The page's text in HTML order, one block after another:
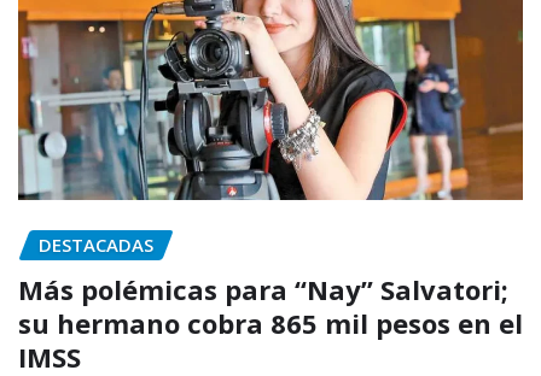
DESTACADAS
Más polémicas para “Nay” Salvatori;
su hermano cobra 865 mil pesos en el
IMSS